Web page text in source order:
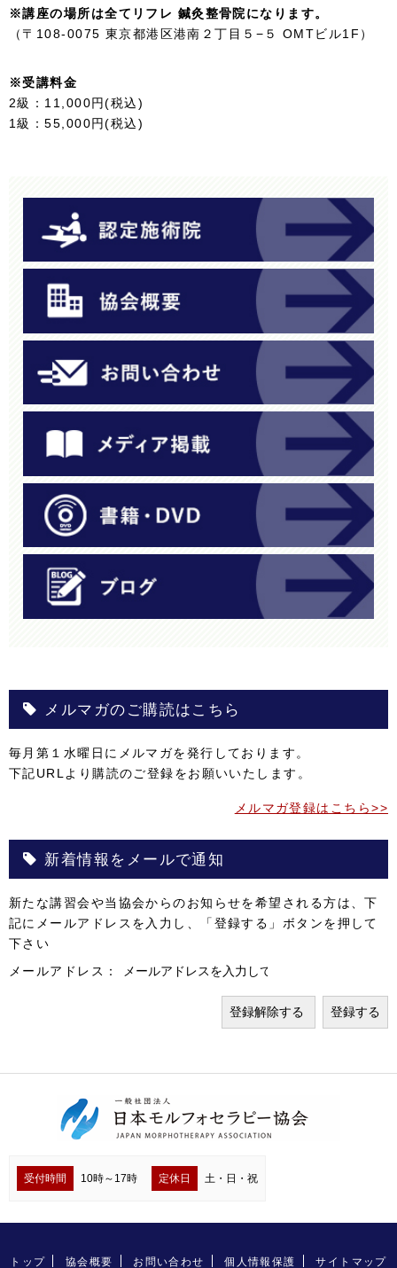
※講座の場所は全てリフレ 鍼灸整骨院になります。
（〒108-0075 東京都港区港南２丁目５−５ OMTビル1F）
※受講料金
2級：11,000円(税込)
1級：55,000円(税込)
メルマガのご購読はこちら
毎月第１水曜日にメルマガを発行しております。
下記URLより購読のご登録をお願いいたします。
メルマガ登録はこちら>>
新着情報をメールで通知
新たな講習会や当協会からのお知らせを希望される方は、下
記にメールアドレスを入力し、「登録する」ボタンを押して
下さい
メールアドレス：
受付時間 10時～17時 定休日 土・日・祝
トップ 協会概要 お問い合わせ 個人情報保護 サイトマップ